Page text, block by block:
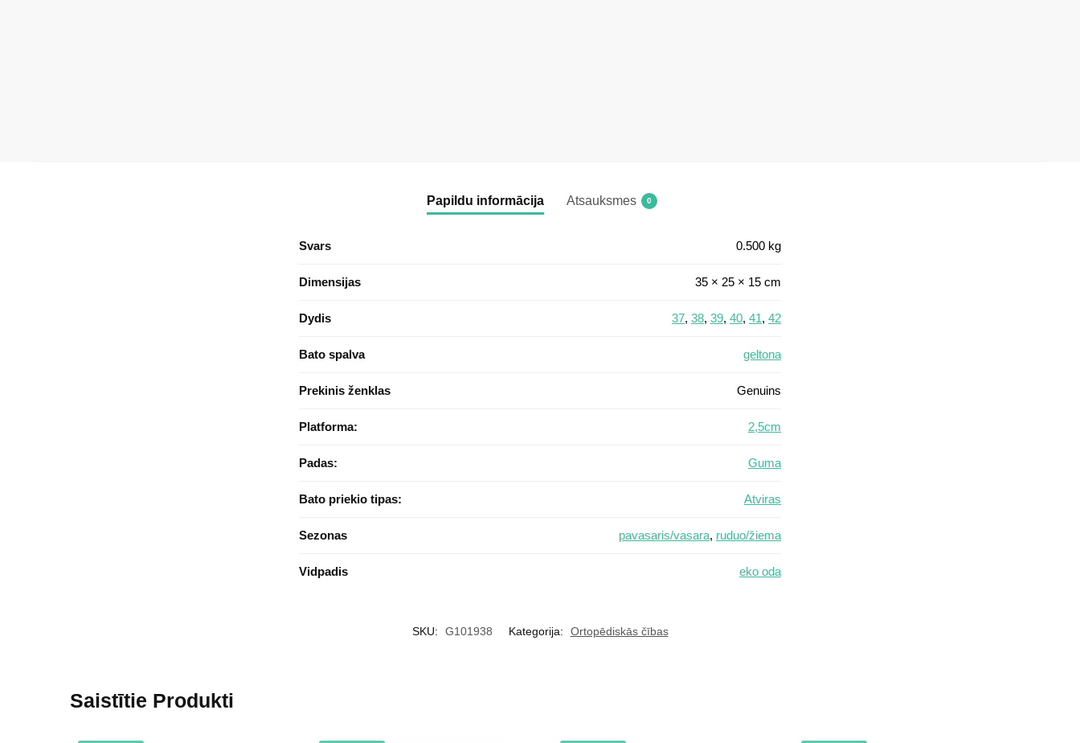
Papildu informācija Atsauksmes 0
Svars 0.500 kg
Dimensijas 35 × 25 × 15 cm
Dydis 37, 38, 39, 40, 41, 42
Bato spalva geltona
Prekinis ženklas Genuins
Platforma: 2,5cm
Padas: Guma
Bato priekio tipas: Atviras
Sezonas pavasaris/vasara, ruduo/žiema
Vidpadis eko oda
SKU: G101938 Kategorija: Ortopēdiskās čības
Saistītie Produkti